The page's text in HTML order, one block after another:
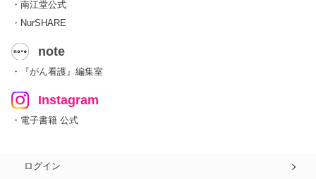
・南江堂公式
・NurSHARE
note
・『がん看護』編集室
Instagram
・電子書籍 公式
ログイン